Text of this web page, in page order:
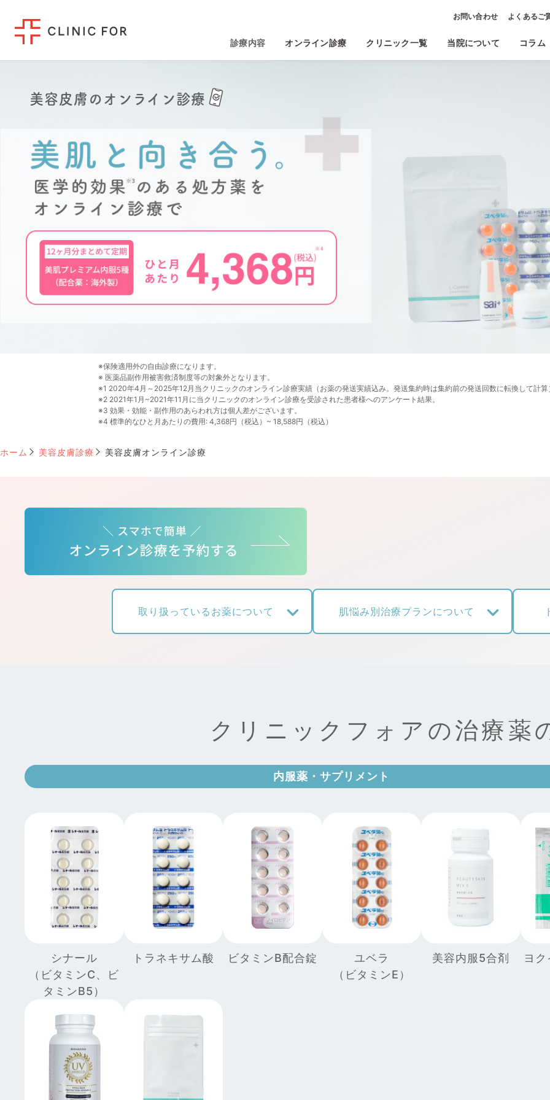
診療内容 オンライン診療 クリニック一覧 当院について コラム
お問い合わせ よくあるご
美容皮膚のオンライン診療
※保険適用外の自由診療になります。
※ 医薬品副作用被害救済制度等の対象外となります。
※1 2020年4月～2025年12月当クリニックのオンライン診療実績（お薬の発送実績込み。発送集約時は集約前の発送回数に転換して計算
※2 2021年1月~2021年11月に当クリニックのオンライン診療を受診された患者様へのアンケート結果。
※3 効果・効能・副作用のあらわれ方は個人差がございます。
※4 標準的なひと月あたりの費用: 4,368円（税込）~ 18,588円（税込）
ホーム 美容皮膚診療 美容皮膚オンライン診療
取り扱っているお薬について 肌悩み別治療プランについて
クリニックフォアの治療薬
内服薬・サプリメント
シナール
（ビタミンC、ビ
タミンB5）
トラネキサム酸 ビタミンB配合錠
ユベラ
（ビタミンE）
美容内服5合剤 ヨ